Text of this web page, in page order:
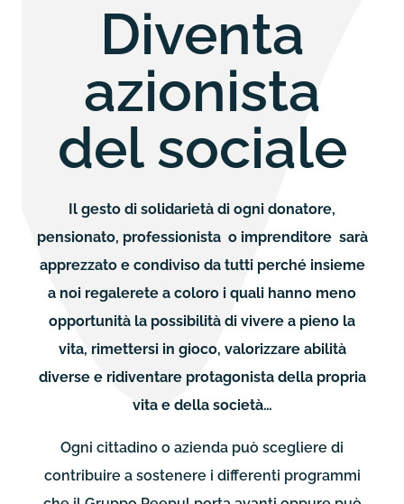
Diventa
azionista
del sociale
Il gesto di solidarietà di ogni donatore,
pensionato, professionista o imprenditore sarà
apprezzato e condiviso da tutti perché insieme
a noi regalerete a coloro i quali hanno meno
opportunità la possibilità di vivere a pieno la
vita, rimettersi in gioco, valorizzare abilità
diverse e ridiventare protagonista della propria
vita e della società…
Ogni cittadino o azienda può scegliere di
contribuire a sostenere i differenti programmi